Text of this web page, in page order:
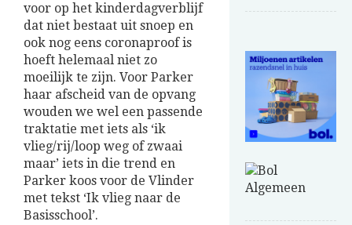
voor op het kinderdagverblijf
dat niet bestaat uit snoep en
ook nog eens coronaproof is
hoeft helemaal niet zo
moeilijk te zijn. Voor Parker
haar afscheid van de opvang
wouden we wel een passende
traktatie met iets als ‘ik
vlieg/rij/loop weg of zwaai
maar’ iets in die trend en
Parker koos voor de Vlinder
met tekst ‘Ik vlieg naar de
Basisschool’.